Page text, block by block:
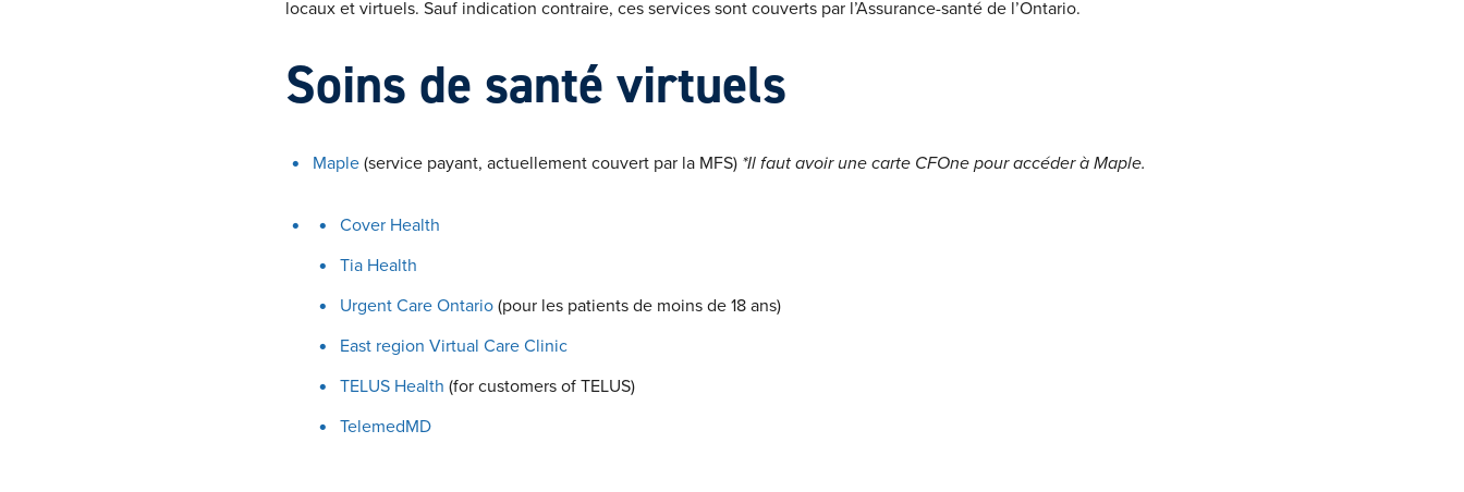
locaux et virtuels. Sauf indication contraire, ces services sont couverts par l’Assurance-santé de l’Ontario.
Soins de santé virtuels
Maple(service payant, actuellement couvert par la MFS) *Il faut avoir une carte CFOne pour accéder à Maple.
Cover Health
Tia Health
Urgent Care Ontario(pour les patients de moins de 18 ans)
East region Virtual Care Clinic
TELUS Health (for customers of TELUS)
TelemedMD